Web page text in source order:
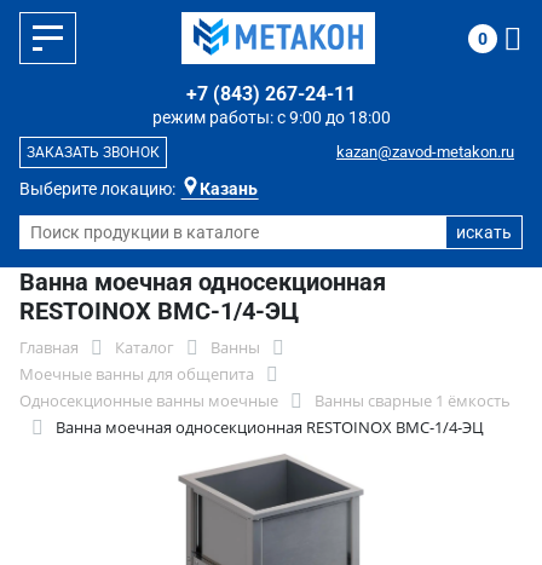
Выберите локацию: Казань
режим работы: с 9:00 до 18:00
+7 (843) 267-24-11
kazan@zavod-metakon.ru
ЗАКАЗАТЬ ЗВОНОК
0
Ванна моечная односекционная
RESTOINOX ВМС-1/4-ЭЦ
Главная Каталог
Ванны
Моечные ванны для общепита
Односекционные ванны моечные
Ванны сварные 1 ёмкость
Ванна моечная односекционная RESTOINOX ВМС-1/4-ЭЦ